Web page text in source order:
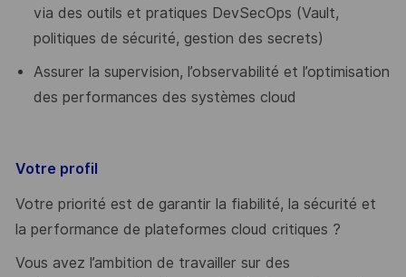
via des outils et pratiques DevSecOps (Vault,
politiques de sécurité, gestion des secrets)
Assurer la supervision, l’observabilité et l’optimisation
des performances des systèmes cloud
Votre profil
Votre priorité est de garantir la fiabilité, la sécurité et
la performance de plateformes cloud critiques ?
Vous avez l’ambition de travailler sur des